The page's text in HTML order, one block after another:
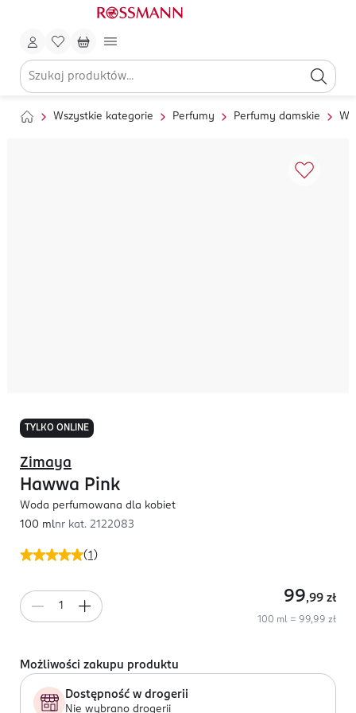
Wszystkie kategorie Perfumy Perfumy damskie
TYLKO ONLINE
(1 )
Zimaya
Hawwa Pink
Woda perfumowana dla kobiet
100 mlnr kat. 2122083
99,99 zł
100 ml = 99,99 zł
Możliwości zakupu produktu
Dostępność w drogerii
Nie wybrano drogerii